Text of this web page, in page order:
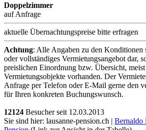
Doppelzimmer
auf Anfrage
aktuelle Übernachtungspreise bitte erfragen
Achtung: Alle Angaben zu den Konditionen
oder vollständiges Vermietungsangebot dar,
preislichen Einordnung bzw. Übersicht,
Vermietungsobjekte vorhanden. Der
Anfrage per Telefon oder E-Mail gerne den
für Ihren konkreten Buchungswunsch.
12124 Besucher seit 1 2.03.2013
Sie sind hier: lausanne-pension.ch | Bernaldo